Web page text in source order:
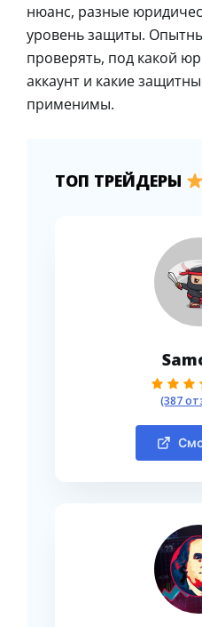
нюанс, разные
уровень защиты.
проверять, под какой
аккаунт и какие
применимы.
ТОП ТРЕЙДЕРЫ
(387